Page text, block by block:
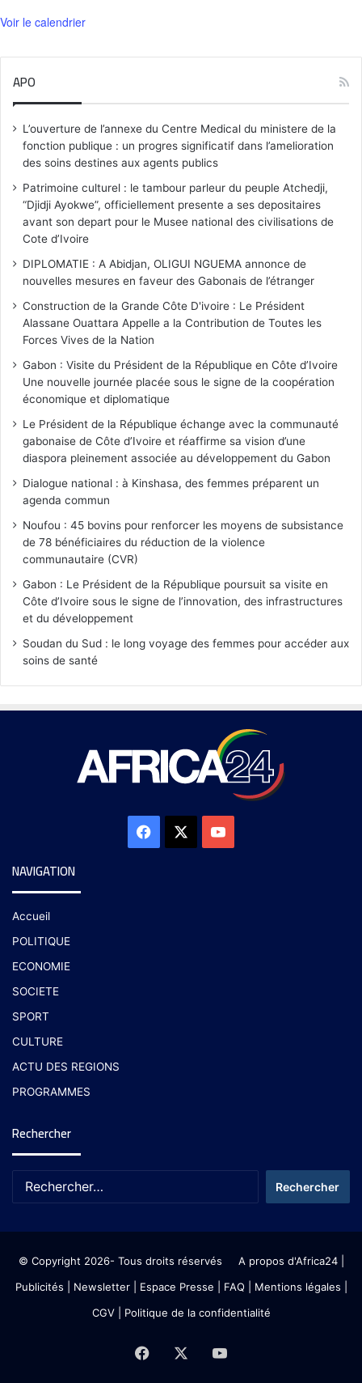
Voir le calendrier
APO
L’ouverture de l’annexe du Centre Medical du ministere de la
fonction publique : un progres significatif dans l’amelioration
des soins destines aux agents publics
Patrimoine culturel : le tambour parleur du peuple Atchedji,
“Djidji Ayokwe”, officiellement presente a ses depositaires
avant son depart pour le Musee national des civilisations de
Cote d’Ivoire
DIPLOMATIE : A Abidjan, OLIGUI NGUEMA annonce de
nouvelles mesures en faveur des Gabonais de l’étranger
Construction de la Grande Côte D'ivoire : Le Président
Alassane Ouattara Appelle a la Contribution de Toutes les
Forces Vives de la Nation
Gabon : Visite du Président de la République en Côte d’Ivoire
Une nouvelle journée placée sous le signe de la coopération
économique et diplomatique
Le Président de la République échange avec la communauté
gabonaise de Côte d’Ivoire et réaffirme sa vision d’une
diaspora pleinement associée au développement du Gabon
Dialogue national : à Kinshasa, des femmes préparent un
agenda commun
Noufou : 45 bovins pour renforcer les moyens de subsistance
de 78 bénéficiaires du réduction de la violence
communautaire (CVR)
Gabon : Le Président de la République poursuit sa visite en
Côte d’Ivoire sous le signe de l’innovation, des infrastructures
et du développement
Soudan du Sud : le long voyage des femmes pour accéder aux
soins de santé
NAVIGATION
Accueil
POLITIQUE
ECONOMIE
SOCIETE
SPORT
CULTURE
ACTU DES REGIONS
PROGRAMMES
Rechercher
© Copyright 2026- Tous droits réservés A propos d'Africa24|
Publicités
Newsletter| Espace Presse | FAQ | Mentions légales
CGV| Politique de la confidentialité